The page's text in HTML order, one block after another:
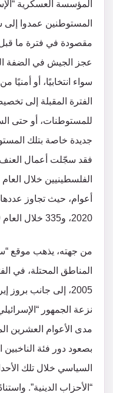
المؤسسة العسكرية
المستوطنين عمدوا
مقصودة في فترة ما قبل
عجز الجيش في الضفة
سواء انتخابيًا، أو
الفترة المقبلة إلى
للمستوطنات، أو حتى
جديدة خاصة بتلك
فقد سجّلت أعمال
2020، و335 خلال العام 2019.
من جهته، يذهب موقع
2005، إلى جانب
نزعة الجمهور
مدى الأعوام العشرين
بصعود دور فئة الناخبين
السياسي خلال تلك
“الأحزاب الدينية”.